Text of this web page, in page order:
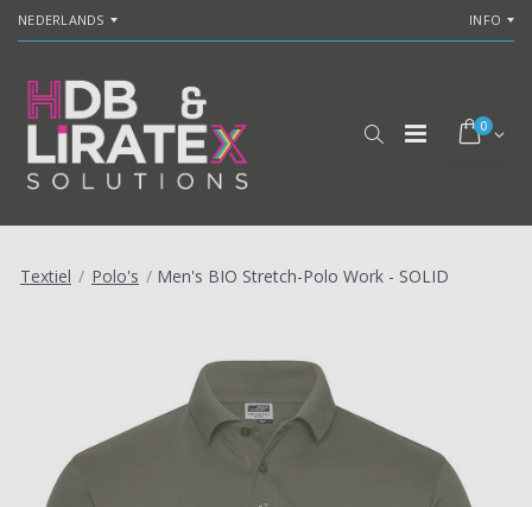
NEDERLANDS INFO
0
Textiel / Polo's / Men's BIO Stretch-Polo Work - SOLID